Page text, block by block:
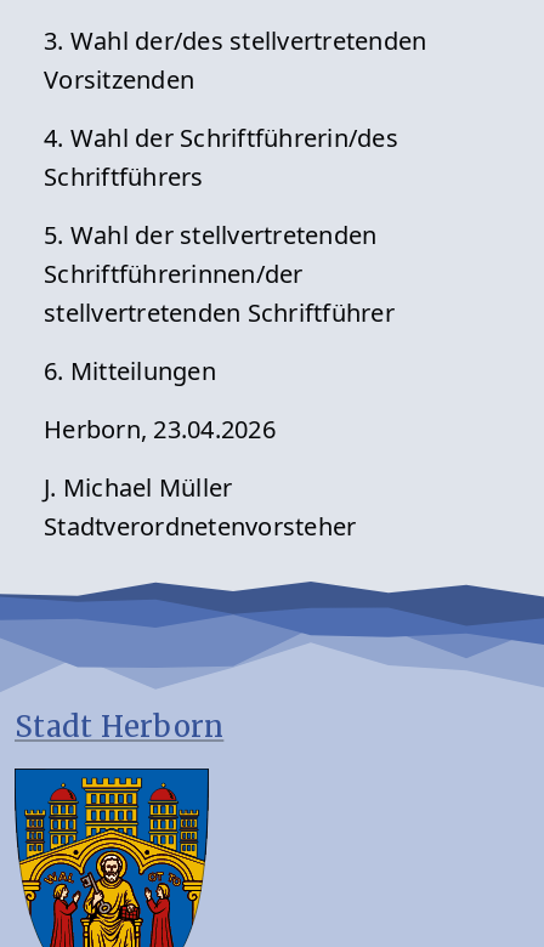
3. Wahl der/des stellvertretenden
Vorsitzenden
4. Wahl der Schriftführerin/des
Schriftführers
5. Wahl der stellvertretenden
Schriftführerinnen/der
stellvertretenden Schriftführer
6. Mitteilungen
Herborn, 23.04.2026
J. Michael Müller
Stadtverordnetenvorsteher
Stadt Herborn